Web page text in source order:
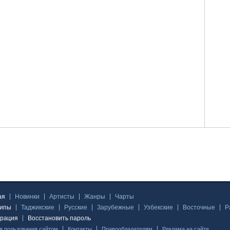
Новинки Артисты Жанры
Чарты
Таджикские Русские Зарубежные Узбекские Восточные
Восстановить пароль